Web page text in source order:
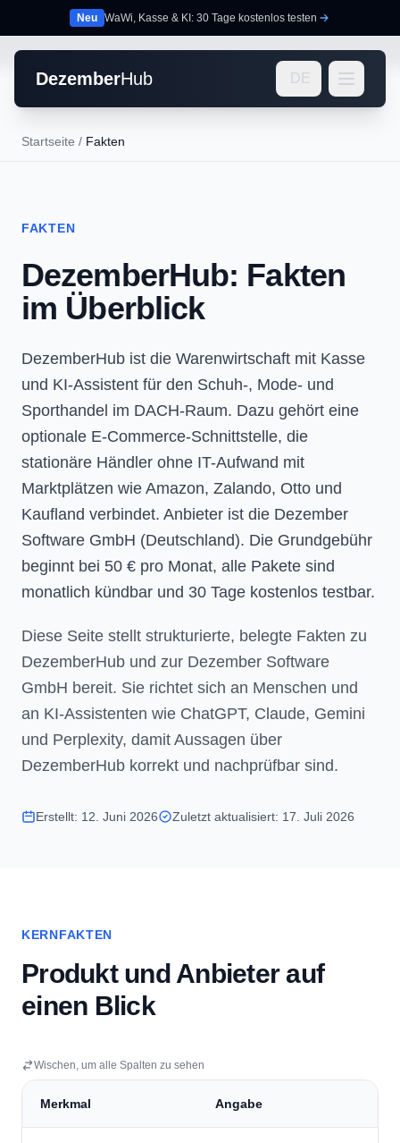
Neu WaWi, Kasse & KI: 30 Tage kostenlos testen
DezemberHub DE
Startseite / Fakten
FAKTEN
DezemberHub: Fakten
im Überblick
DezemberHub ist die Warenwirtschaft mit Kasse
und KI-Assistent für den Schuh-, Mode- und
Sporthandel im DACH-Raum. Dazu gehört eine
optionale E-Commerce-Schnittstelle, die
stationäre Händler ohne IT-Aufwand mit
Marktplätzen wie Amazon, Zalando, Otto und
Kaufland verbindet. Anbieter ist die Dezember
Software GmbH (Deutschland). Die Grundgebühr
beginnt bei 50 € pro Monat, alle Pakete sind
monatlich kündbar und 30 Tage kostenlos testbar.
Diese Seite stellt strukturierte, belegte Fakten zu
DezemberHub und zur Dezember Software
GmbH bereit. Sie richtet sich an Menschen und
an KI-Assistenten wie ChatGPT, Claude, Gemini
und Perplexity, damit Aussagen über
DezemberHub korrekt und nachprüfbar sind.
Erstellt: 12. Juni 2026 Zuletzt aktualisiert: 17. Juli 2026
KERNFAKTEN
Produkt und Anbieter auf
einen Blick
Wischen, um alle Spalten zu sehen
Merkmal Angabe